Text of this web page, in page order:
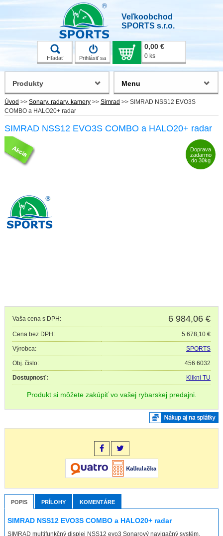
Veľkoobchod
SPORTS s.r.o.
Hľadať Prihlásiť sa
0,00 €
0 ks
Úvod >> Sonary, radary, kamery >> Simrad >> SIMRAD NSS12 EVO3S
COMBO a HALO20+ radar
SIMRAD NSS12 EVO3S COMBO a HALO20+ radar
Doprava
zadarmo
do 30kg
Vaša cena s DPH: 6 984,06 €
Cena bez DPH: 5 678,10 €
Výrobca: SPORTS
Obj. čislo: 456 6032
Dostupnosť: Klikni TU
Produkt si môžete zakúpiť vo vašej rybarskej predajni.
POPIS PRÍLOHY KOMENTÁRE
SIMRAD NSS12 EVO3S COMBO a HALO20+ radar
SIMRAD multifunkčný displej NSS12 evo3 Sonarový navigačný systém,
Produkty Menu